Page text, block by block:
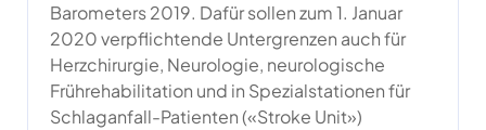
Barometers 2019. Dafür sollen zum 1. Januar
2020 verpflichtende Untergrenzen auch für
Herzchirurgie, Neurologie, neurologische
Frührehabilitation und in Spezialstationen für
Schlaganfall-Patienten («Stroke Unit»)